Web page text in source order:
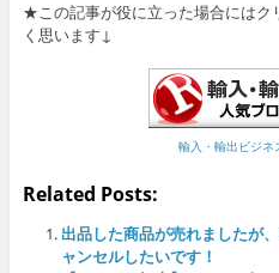
★この記事が役に立った場合にはク
く思います↓
輸入・輸出ビジネ
Related Posts:
出品した商品が売れましたが
ャンセルしたいです！